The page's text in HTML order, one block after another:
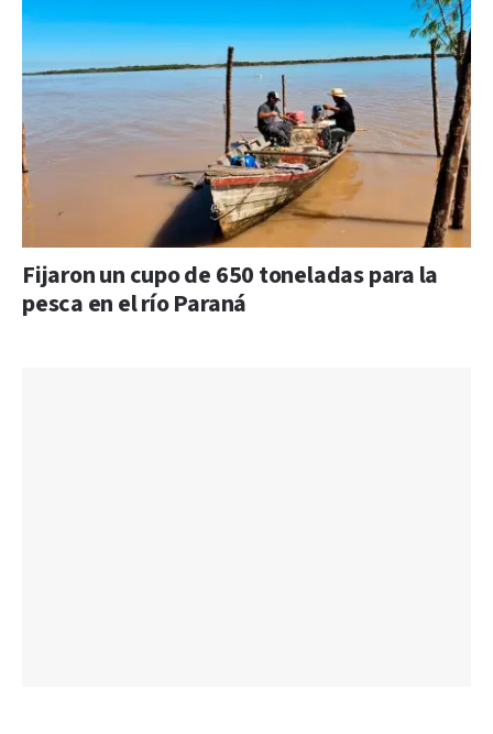
Fijaron un cupo de 650 toneladas para la
pesca en el río Paraná